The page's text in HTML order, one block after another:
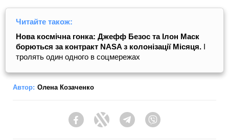
Читайте також:
Нова космічна гонка: Джефф Безос та Ілон Маск
борються за контракт NASA з колонізації Місяця. І
тролять один одного в соцмережах
Автор: Олена Козаченко
FacebookTwitter Telegram